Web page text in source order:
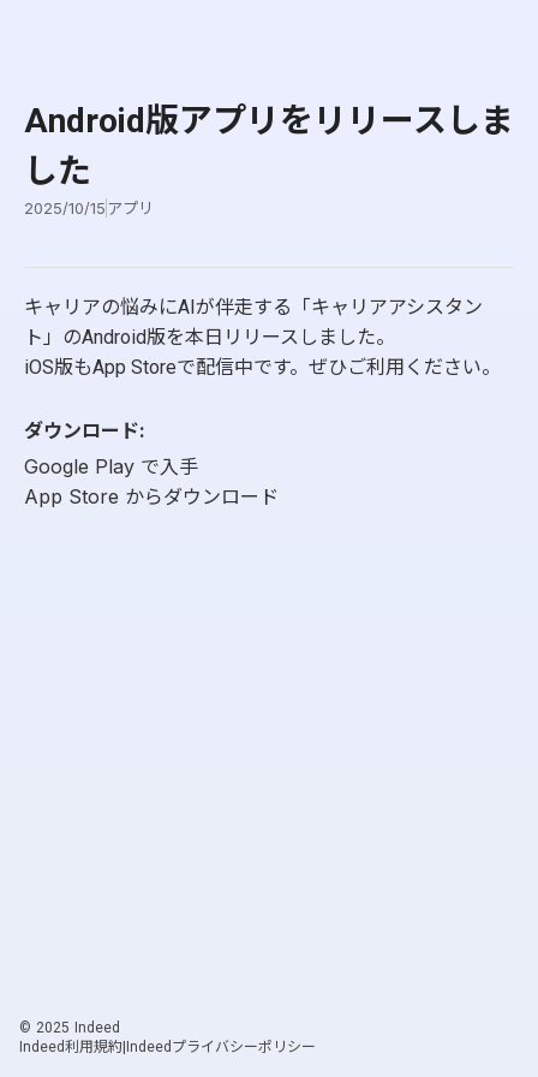
2025/10/15アプリ
Android版アプリをリリースしま
した
キャリアの悩みにAIが伴走する「キャリアアシスタン
ト」のAndroid版を本日リリースしました。
iOS版もApp Storeで配信中です。ぜひご利用ください。
ダウンロード:
Google Play で入手
App Store からダウンロード
© 2025 Indeed
Indeed利用規約|Indeedプライバシーポリシー